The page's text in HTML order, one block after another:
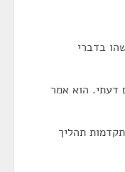
בדברי
דעתי. הוא אמר
תהליך